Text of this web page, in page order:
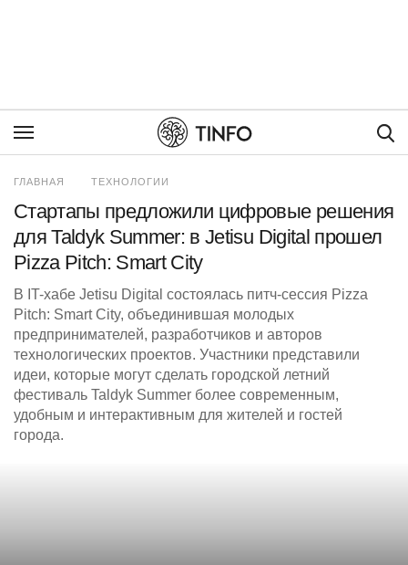
ГЛАВНАЯ ТЕХНОЛОГИИ
Стартапы предложили цифровые решения
для Taldyk Summer: в Jetisu Digital прошел
Pizza Pitch: Smart City
В IT-хабе Jetisu Digital состоялась питч-сессия Pizza
Pitch: Smart City, объединившая молодых
предпринимателей, разработчиков и авторов
технологических проектов. Участники представили
идеи, которые могут сделать городской летний
фестиваль Taldyk Summer более современным,
удобным и интерактивным для жителей и гостей
города.